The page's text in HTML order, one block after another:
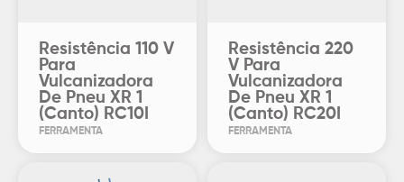
Resistência 110 V
Para
Vulcanizadora
De Pneu XR 1
(Canto) RC10I
FERRAMENTA
Resistência 220
V Para
Vulcanizadora
De Pneu XR 1
(Canto) RC20I
FERRAMENTA